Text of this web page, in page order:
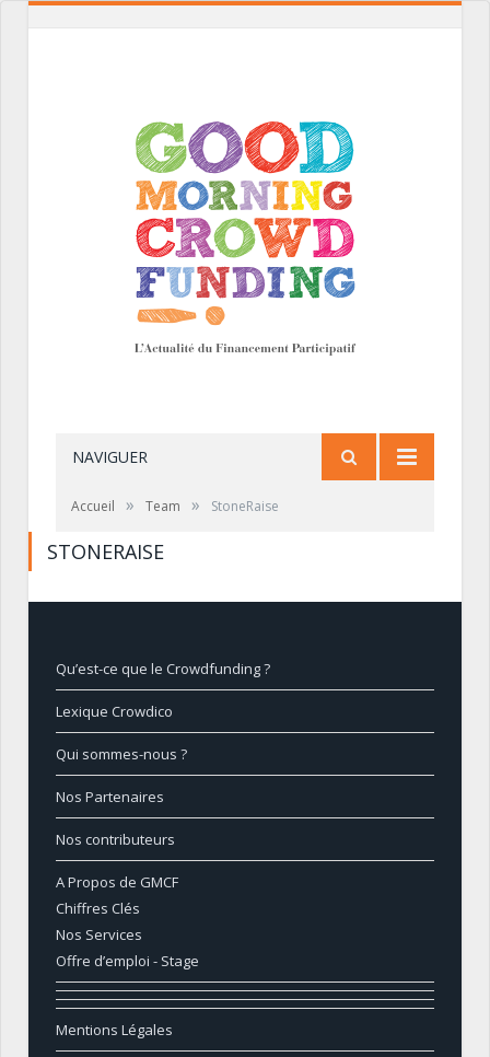
NAVIGUER
Accueil » Team » StoneRaise
STONERAISE
Qu’est-ce que le Crowdfunding ?
Lexique Crowdico
Qui sommes-nous ?
Nos Partenaires
Nos contributeurs
A Propos de GMCF
Chiffres Clés
Nos Services
Offre d’emploi - Stage
Mentions Légales